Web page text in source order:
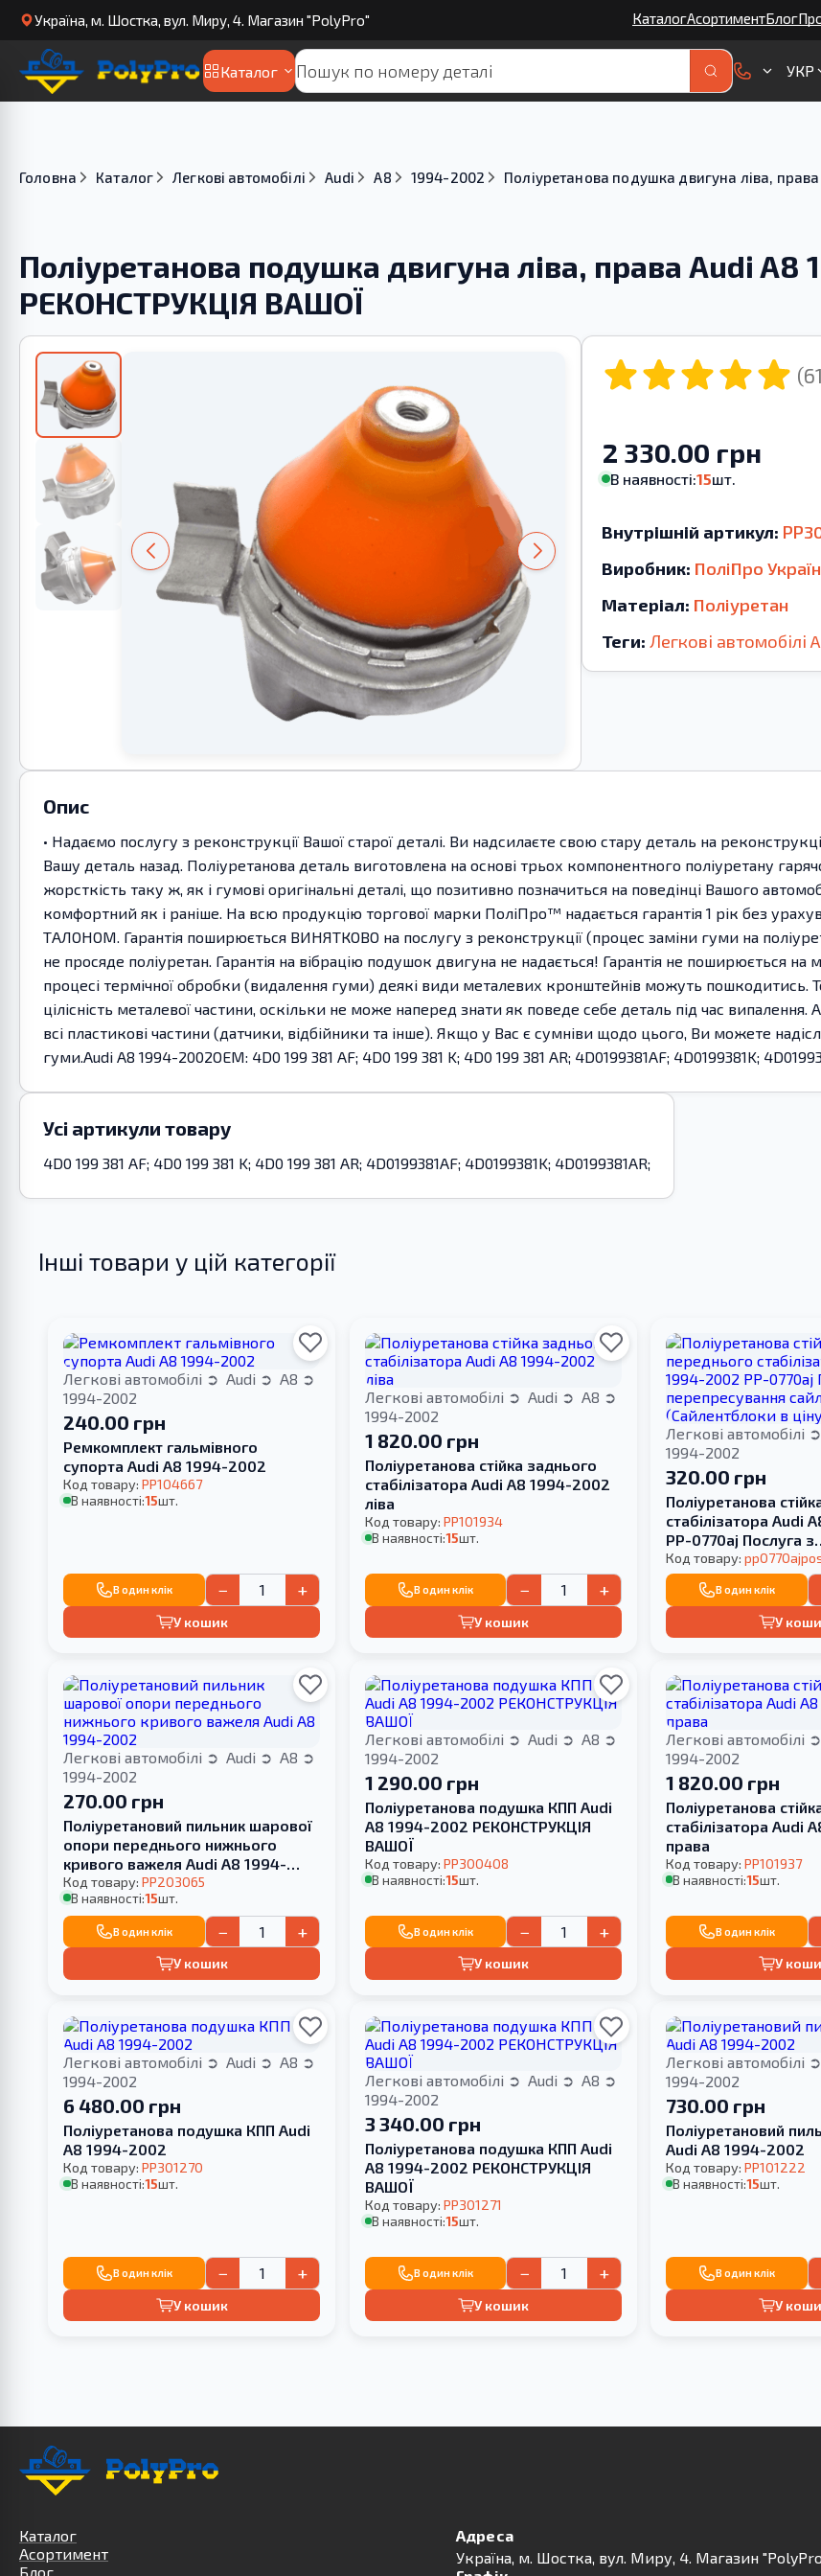
Українa, м. Шостка, вул. Миру, 4. Магазин "PolyPro" КаталогАсортиментБлог
Каталог УКР
Головна Каталог Легкові автомобілі Audi A8 1994-2002 Поліуретанова подушка двигуна ліва,
Поліуретанова подушка двигуна ліва, права Audi A8
РЕКОНСТРУКЦІЯ ВАШОЇ
2 330.00 грн
В наявності:15шт.
Внутрішній артикул:
Виробник: ПоліПро
Матеріал: Поліуретан
Теги: Легкові автомобілі
Опис
• Надаємо послугу з реконструкції Вашої старої деталі. Ви надсилаєте свою стару деталь на
Вашу деталь назад. Поліуретанова деталь виготовлена на основі трьох компонентного поліуретану
жорсткість таку ж, як і гумові оригінальні деталі, що позитивно позначиться на поведінці Вашого
комфортний як і раніше. На всю продукцію торгової марки ПоліПро™ надається гарантія 1 рік без
ТАЛОНОМ. Гарантія поширюється ВИНЯТКОВО на послугу з реконструкції (процес заміни гуми на
не просяде поліуретан. Гарантія на вібрацію подушок двигуна не надається! Гарантія не поширюється на
процесі термічної обробки (видалення гуми) деякі види металевих кронштейнів можуть пошкодитись.
цілісність металевої частини, оскільки не може наперед знати як поведе себе деталь під час
всі пластикові частини (датчики, відбійники та інше). Якщо у Вас є сумніви щодо цього, Ви можете
гуми.Audi A8 1994-2002OEM: 4D0 199 381 AF; 4D0 199 381 K; 4D0 199 381 AR; 4D0199381AF; 4D0199381K;
Усі артикули товару
4D0 199 381 AF; 4D0 199 381 K; 4D0 199 381 AR; 4D0199381AF; 4D0199381K; 4D0199381AR;
Інші товари у цій категорії
Легкові автомобілі Audi
A8
1994-2002
240.00 грн
Ремкомплект гальмівного
супорта Audi A8 1994-2002
Код товару:PP104667
В наявності:15шт.
В один клік − +
У кошик
Легкові автомобілі Audi
A8
1994-2002
1 820.00 грн
Поліуретанова стійка заднього
стабілізатора Audi A8 1994-2002
ліва
Код товару: PP101934
В наявності:15шт.
В один клік − +
У кошик
Легкові автомобілі
1994-2002
320.00 грн
Поліуретанова
стабілізатора Audi
PP-0770aj Послуга з
перепресування
(Сайлентблоки в
Код товару:
В один клік
У
Легкові автомобілі Audi
A8
1994-2002
270.00 грн
Поліуретановий пильник шарової
опори переднього нижнього
кривого важеля Audi A8 1994-
2002
Код товару:PP203065
В наявності:15шт.
В один клік − +
У кошик
Легкові автомобілі Audi
A8
1994-2002
1 290.00 грн
Поліуретанова подушка КПП Audi
A8 1994-2002 РЕКОНСТРУКЦІЯ
ВАШОЇ
Код товару: PP300408
В наявності:15шт.
В один клік − +
У кошик
Легкові автомобілі
1994-2002
1 820.00 грн
Поліуретанова
стабілізатора Audi
права
Код товару:PP101937
В наявності:15шт.
В один клік
У
Легкові автомобілі Audi
A8
1994-2002
6 480.00 грн
Поліуретанова подушка КПП Audi
A8 1994-2002
Код товару:PP301270
В наявності:15шт.
В один клік − +
У кошик
Легкові автомобілі Audi
A8
1994-2002
3 340.00 грн
Поліуретанова подушка КПП Audi
A8 1994-2002 РЕКОНСТРУКЦІЯ
ВАШОЇ
Код товару: PP301271
В наявності:15шт.
В один клік − +
У кошик
Легкові автомобілі
1994-2002
730.00 грн
Поліуретановий
Audi A8 1994-2002
Код товару:PP101222
В наявності:15шт.
В один клік
У
Каталог
Асортимент
Блог
Адреса
Українa, м. Шостка, вул. Миру, 4. Магазин